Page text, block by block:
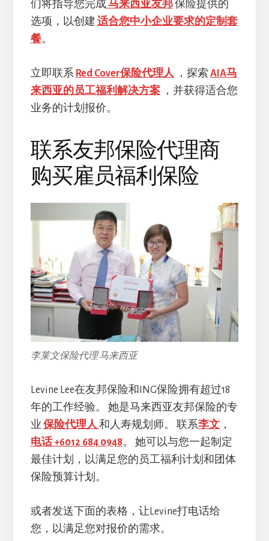
们将指导您完成马来西亚友邦保险提供的
选项，以创建 适合您中小企业要求的定制套
餐。
立即联系 Red Cover保险代理人 ，探索 AIA马
来西亚的员工福利解决方案，并获得适合您
业务的计划报价。
联系友邦保险代理商
购买雇员福利保险
李莱文保险代理 马来西亚
Levine Lee在友邦保险和ING保险拥有超过18
年的工作经验。 她是马来西亚友邦保险的专
业 保险代理人 和人寿规划师。 联系李文，
电话 +6012 684 0948。 她可以与您一起制定
最佳计划，以满足您的员工福利计划和团体
保险预算计划。
或者发送下面的表格，让Levine打电话给
您，以满足您对报价的需求。